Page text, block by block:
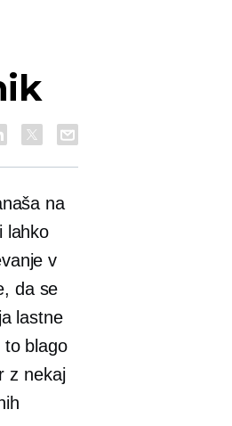
na
lahko
v
da se
lastne
to blago
z nekaj